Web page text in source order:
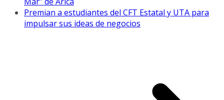
Premian a estudiantes del CFT Estatal y UTA para
impulsar sus ideas de negocios